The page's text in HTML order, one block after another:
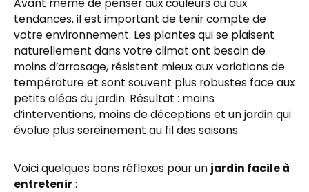
Avant même de penser aux couleurs ou aux
tendances, il est important de tenir compte de
votre environnement. Les plantes qui se plaisent
naturellement dans votre climat ont besoin de
moins d’arrosage, résistent mieux aux variations de
température et sont souvent plus robustes face aux
petits aléas du jardin. Résultat : moins
d’interventions, moins de déceptions et un jardin qui
évolue plus sereinement au fil des saisons.
Voici quelques bons réflexes pour un jardin facile à
entretenir: